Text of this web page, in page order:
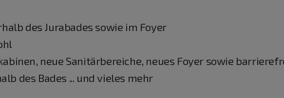
des Jurabades sowie im Foyer
neue Sanitärbereiche, neues Foyer sowie
des Bades ... und vieles mehr